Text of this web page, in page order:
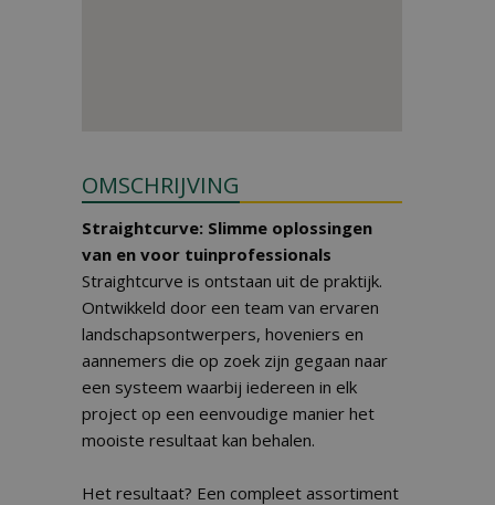
OMSCHRIJVING
Straightcurve: Slimme oplossingen
van en voor tuinprofessionals
Straightcurve is ontstaan uit de praktijk.
Ontwikkeld door een team van ervaren
landschapsontwerpers, hoveniers en
aannemers die op zoek zijn gegaan naar
een systeem waarbij iedereen in elk
project op een eenvoudige manier het
mooiste resultaat kan behalen.
Het resultaat? Een compleet assortiment